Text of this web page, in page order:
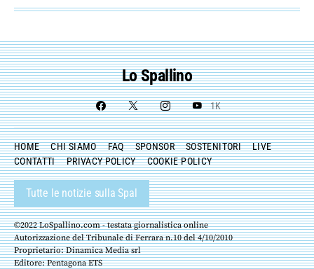
Lo Spallino
1K
HOME CHI SIAMO FAQ SPONSOR SOSTENITORI
LIVE
CONTATTI
PRIVACY POLICY COOKIE POLICY
Tutte le notizie sulla Spal
©2022 LoSpallino.com - testata giornalistica online
Autorizzazione del Tribunale di Ferrara n.10 del 4/10/2010
Proprietario: Dinamica Media srl
Editore: Pentagona ETS